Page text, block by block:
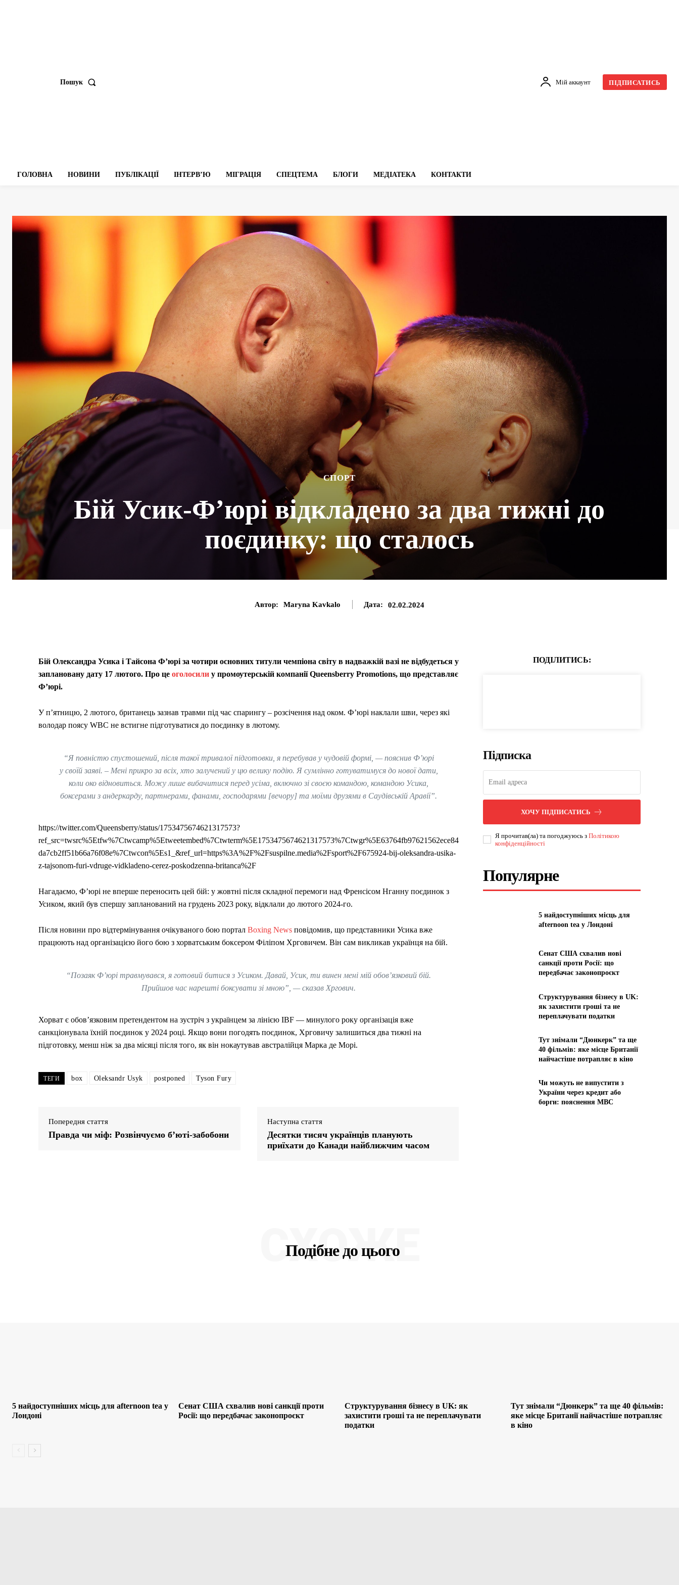
Пошук Мій аккаунт ПІДПИСАТИСЬ
ГОЛОВНА НОВИНИ ПУБЛІКАЦІЇ ІНТЕРВʼЮ МІГРАЦІЯ СПЕЦТЕМА БЛОГИ МЕДІАТЕКА КОНТАКТИ
CПОРТ
Бій Усик-Ф’юрі відкладено за два тижні до
поєдинку: що сталось
Автор: Maryna Kavkalo Дата: 02.02.2024
Бій Олександра Усика і Тайсона Ф’юрі за чотири основних титули чемпіона світу в надважкій вазі не відбудеться у
заплановану дату 17 лютого. Про це оголосили у промоутерській компанії Queensberry Promotions, що представляє
Ф’юрі.
У п’ятницю, 2 лютого, британець зазнав травми під час спарингу – розсічення над оком. Ф’юрі наклали шви, через які
володар поясу WBC не встигне підготуватися до поєдинку в лютому.
“Я повністю спустошений, після такої тривалої підготовки, я перебував у чудовій формі, — пояснив Ф’юрі
у своїй заяві. – Мені прикро за всіх, хто залучений у цю велику подію. Я сумлінно готуватимуся до нової дати,
коли око відновиться. Можу лише вибачитися перед усіма, включно зі своєю командою, командою Усика,
боксерами з андеркарду, партнерами, фанами, господарями [вечору] та моїми друзями в Саудівській Аравії”.
https://twitter.com/Queensberry/status/1753475674621317573?
ref_src=twsrc%5Etfw%7Ctwcamp%5Etweetembed%7Ctwterm%5E1753475674621317573%7Ctwgr%5E63764fb97621562ece84
da7cb2ff51b66a76f08e%7Ctwcon%5Es1_&ref_url=https%3A%2F%2Fsuspilne.media%2Fsport%2F675924-bij-oleksandra-usika-
z-tajsonom-furi-vdruge-vidkladeno-cerez-poskodzenna-britanca%2F
Нагадаємо, Ф’юрі не вперше переносить цей бій: у жовтні після складної перемоги над Френсісом Нганну поєдинок з
Усиком, який був спершу запланований на грудень 2023 року, відклали до лютого 2024-го.
Після новини про відтермінування очікуваного бою портал Boxing News повідомив, що представники Усика вже
працюють над організацією його бою з хорватським боксером Філіпом Хрговичем. Він сам викликав українця на бій.
“Позаяк Ф’юрі травмувався, я готовий битися з Усиком. Давай, Усик, ти винен мені мій обов’язковий бій.
Прийшов час нарешті боксувати зі мною”, — сказав Хргович.
Хорват є обов’язковим претендентом на зустріч з українцем за лінією IBF — минулого року організація вже
санкціонувала їхній поєдинок у 2024 році. Якщо вони погодять поєдинок, Хрговичу залишиться два тижні на
підготовку, менш ніж за два місяці після того, як він нокаутував австралійця Марка де Морі.
ТЕГИ box Oleksandr Usyk postponed Tyson Fury
Попередня стаття
Правда чи міф: Розвінчуємо б’юті-забобони
Наступна стаття
Десятки тисяч українців планують
приїхати до Канади найближчим часом
ПОДІЛИТИСЬ:
Підписка
ХОЧУ ПІДПИСАТИСЬ
Я прочитав(ла) та погоджуюсь зПолітикою
конфіденційності
Популярне
5 найдоступніших місць для
afternoon tea у Лондоні
Сенат США схвалив нові
санкції проти Росії: що
передбачає законопроєкт
Структурування бізнесу в UK:
як захистити гроші та не
переплачувати податки
Тут знімали “Дюнкерк” та ще
40 фільмів: яке місце Британії
найчастіше потрапляє в кіно
Чи можуть не випустити з
України через кредит або
борги: пояснення МВС
Подібне до цього
СХОЖЕ
5 найдоступніших місць для afternoon tea у
Лондоні
Сенат США схвалив нові санкції проти
Росії: що передбачає законопроєкт
Структурування бізнесу в UK: як
захистити гроші та не переплачувати
податки
Тут знімали “Дюнкерк” та ще 40 фільмів:
яке місце Британії найчастіше потрапляє
в кіно